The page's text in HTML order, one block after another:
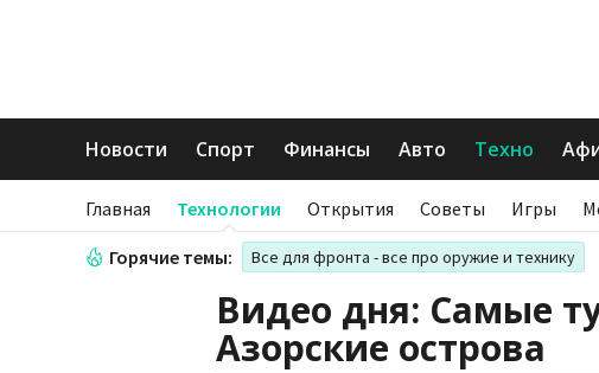
Новости Спорт Финансы Авто Техно
Главная Технологии Открытия Советы Игры
Горячие темы: Все для фронта - все про оружие и технику
Видео дня: Самые
Азорские острова